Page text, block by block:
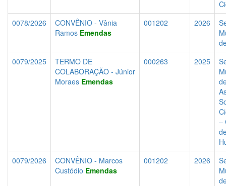
0078/2026
CONVÊNIO - Vânia
Ramos Emendas
001202 2026
0079/2025
TERMO DE
COLABORAÇÃO - Júnior
Moraes Emendas
000263 2025
–
0079/2026
CONVÊNIO - Marcos
Custódio Emendas
001202 2026